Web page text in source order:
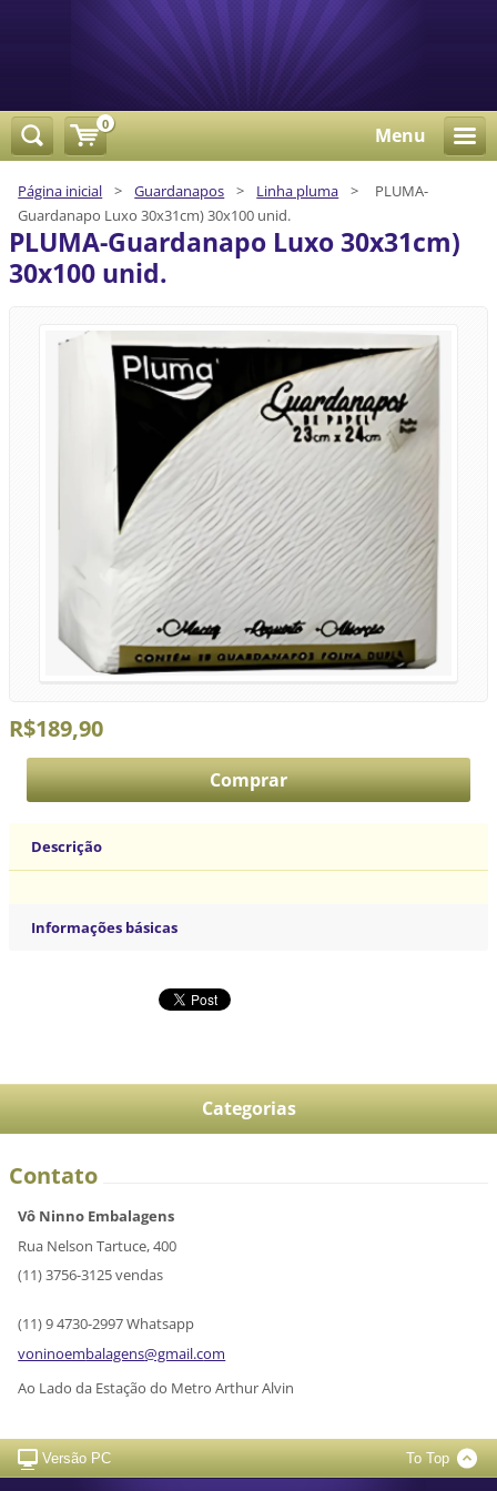
Menu
Página inicial > Guardanapos > Linha pluma >
PLUMA-
Guardanapo Luxo 30x31cm) 30x100 unid.
PLUMA-Guardanapo Luxo 30x31cm)
30x100 unid.
R$189,90
Descrição
Informações básicas
Categorias
Contato
Vô Ninno Embalagens
Rua Nelson Tartuce, 400
(11) 3756-3125 vendas
(11) 9 4730-2997 Whatsapp
voninoembalagens@gmail.com
Ao Lado da Estação do Metro Arthur Alvin
Versão PC To Top
0